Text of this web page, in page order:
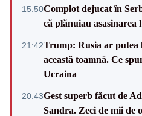
15:50Complot dejucat în
că plănuiau asasinarea
21:42Trump: Rusia ar putea
această toamnă. Ce
Ucraina
20:43Gest superb făcut de
Sandra. Zeci de mii de